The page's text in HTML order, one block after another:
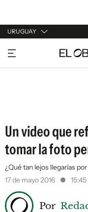
URUGUAY
URUGUAY
ARGENTINA
Un video que
tomar la foto
¿Qué tan lejos llegarías
17 de mayo 2016
15:45
Por